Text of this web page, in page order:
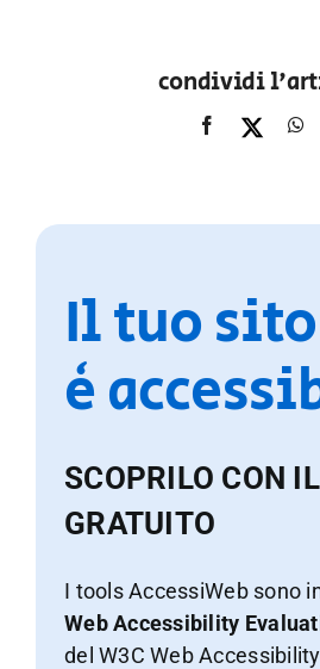
condividi
Il tuo
è
SCOPRILO CON
GRATUITO
I tools AccessiWeb sono
Web Accessibility
del W3C Web